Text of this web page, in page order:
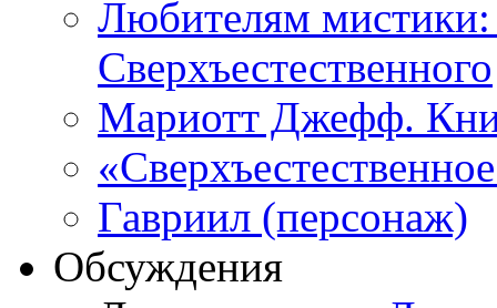
Любителям
Сверхъестественного
Мариотт Джефф.
Гавриил (персонаж)
Обсуждения